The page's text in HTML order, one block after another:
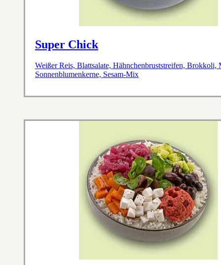
Super Chick
Weißer Reis, Blattsalate, Hähnchenbruststreifen, Brokkoli,
Sonnenblumenkerne, Sesam-Mix